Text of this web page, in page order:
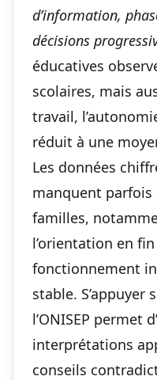
d’information,
décisions
éducatives
scolaires, mais
travail,
réduit à une
Les données
manquent
familles,
l’orientation en
fonctionnement
stable. S’appuyer
l’ONISEP permet
interprétations
conseils